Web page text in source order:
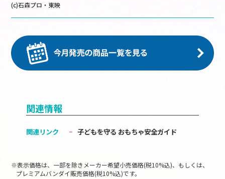
(c)石森プロ・東映
関連情報
関連リンク 子どもを守る おもちゃ安全ガイド
※表示価格は、一部を除きメーカー希望小売価格(税10%込)、もしくは、
プレミアムバンダイ販売価格(税10%込)です。